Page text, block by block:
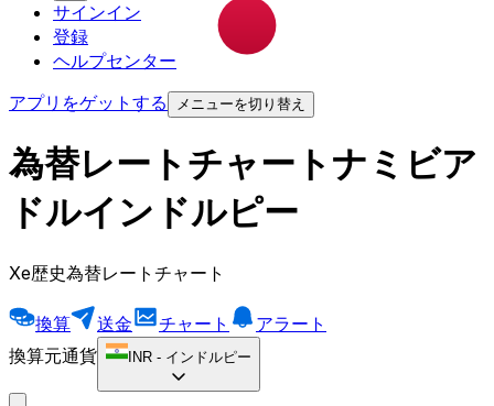
サインイン
登録
ヘルプセンター
アプリをゲットする
メニューを切り替え
為替レートチャートナミビア
ドルインドルピー
Xe歴史為替レートチャート
換算 送金 チャート
アラート
換算元通貨
INR - インドルピー